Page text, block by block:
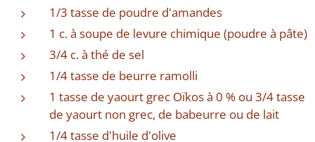
1/3 tasse de poudre d'amandes
1 c. à soupe de levure chimique (poudre à pâte)
3/4 c. à thé de sel
1/4 tasse de beurre ramolli
1 tasse de yaourt grec Oïkos à 0 % ou 3/4 tasse
de yaourt non grec, de babeurre ou de lait
1/4 tasse d'huile d'olive